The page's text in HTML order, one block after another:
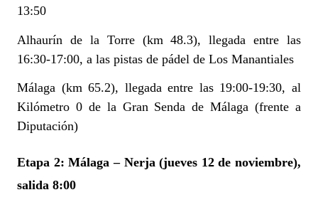
13:50
Alhaurín de la Torre (km 48.3), llegada entre las
16:30-17:00, a las pistas de pádel de Los Manantiales
Málaga (km 65.2), llegada entre las 19:00-19:30, al
Kilómetro 0 de la Gran Senda de Málaga (frente a
Diputación)
Etapa 2: Málaga– Nerja (jueves 12 de noviembre),
salida 8:00